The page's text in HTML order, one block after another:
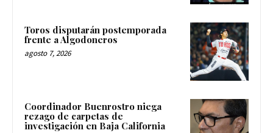
Toros disputarán postemporada
frente a Algodoneros
agosto 7, 2026
Coordinador Buenrostro niega
rezago de carpetas de
investigación en Baja California